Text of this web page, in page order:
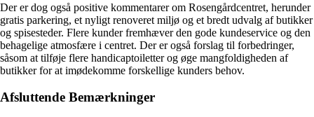
Der er dog også positive kommentarer om Rosengårdcentret, herunder
gratis parkering, et nyligt renoveret miljø og et bredt udvalg af butikker
og spisesteder. Flere kunder fremhæver den gode kundeservice og den
behagelige atmosfære i centret. Der er også forslag til forbedringer,
såsom at tilføje flere handicaptoiletter og øge mangfoldigheden af
butikker for at imødekomme forskellige kunders behov.
Afsluttende Bemærkninger